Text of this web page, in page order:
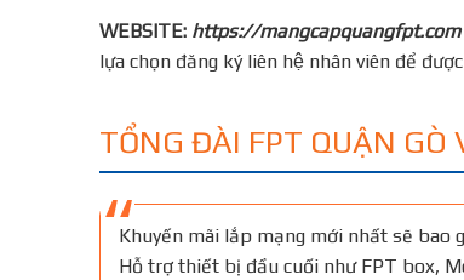
WEBSITE: https://mangcapquangfpt.com
lựa chọn đăng ký liên hệ nhân viên để
TỔNG ĐÀI FPT QUẬN GÒ
Khuyến mãi lắp mạng mới nhất sẽ bao
Hỗ trợ thiết bị đầu cuối như FPT box,